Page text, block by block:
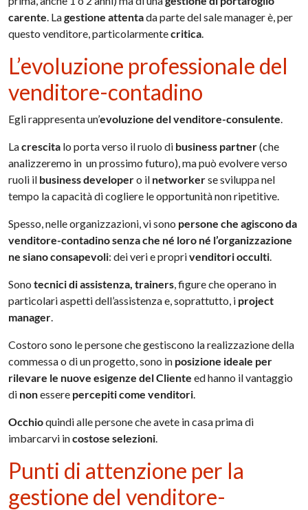
carente. Lagestione attentada parte del sale manager è, per
questo venditore, particolarmentecritica.
L’evoluzione professionale del
venditore-contadino
Egli rappresenta un’evoluzione del venditore-consulente.
Lacrescita lo porta verso il ruolo di business partner(che
analizzeremo in un prossimo futuro), ma può evolvere verso
ruoli il business developero il networkerse sviluppa nel
tempo la capacità di cogliere le opportunità non ripetitive.
Spesso, nelle organizzazioni, vi sono persone che agiscono da
venditore-contadino senza che né loro né l’organizzazione
ne siano consapevoli: dei veri e proprivenditori occulti.
Sonotecnici di assistenza, trainers, figure che operano in
particolari aspetti dell’assistenza e, soprattutto, i project
manager.
Costoro sono le persone che gestiscono la realizzazione della
commessa o di un progetto, sono in posizione ideale per
rilevare le nuove esigenze del Cliente ed hanno il vantaggio
di nonessere percepiti come venditori.
Occhioquindi alle persone che avete in casa prima di
imbarcarvi incostose selezioni.
Punti di attenzione per la
gestione del venditore-